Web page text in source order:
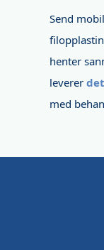
Send
henter
leverer
med